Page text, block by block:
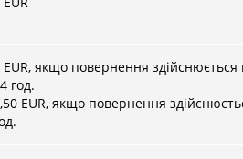
EUR, якщо повернення здійснюється
год.
EUR, якщо повернення